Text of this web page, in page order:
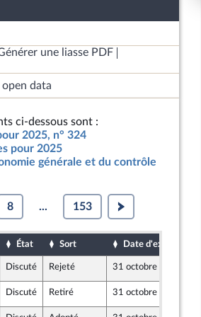
une liasse PDF
data
ci-dessous sont :
2025, n° 324
pour 2025
générale et du contrôle
8 ... 153
État Sort Date d'examen
Discuté Rejeté 31 octobre 2024
Outre-mer et Territoires
Discuté Retiré 31 octobre 2024